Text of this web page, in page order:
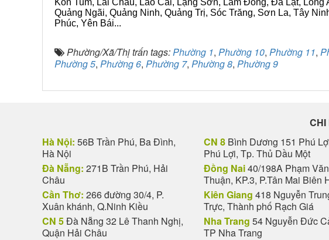
Kon Tum, Lai Châu, Lào Cai, Lạng Sơn, Lâm Đồng, Đà Lạt,
Quảng Ngãi, Quảng Ninh, Quảng Trị, Sóc Trăng, Sơn La, Tây
Phúc, Yên Bái...
Phường/Xã/Thị trấn tags:Phường 1, Phường 10, Phường 11,
Phường 5, Phường 6, Phường 7, Phường 8, Phường 9
CHI
Hà Nội: 56B Trần Phú, Ba Đình,
Hà Nội
Đà Nẵng: 271B Trần Phú, Hải
Châu
Cần Thơ: 266 đường 30/4, P.
Xuân khánh, Q.Ninh Kiều
CN 5Đà Nẵng 32 Lê Thanh Nghị,
Quận Hải Châu
CN 8 Bình Dương 151 Phú
Phú Lợi, Tp. Thủ Dầu Một
Đồng Nai40/198A Phạm Văn
Thuận, KP.3, P.Tân Mai Biên
Kiên Giang 418 Nguyễn
Trực, Thành phố Rạch Giá
Nha Trang 54 Nguyễn Đức
TP Nha Trang